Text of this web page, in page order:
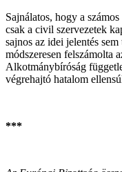
Sajnálatos, hogy a
csak a civil szervezetek
sajnos az idei jelentés
módszeresen felszámolta
Alkotmánybíróság
végrehajtó hatalom
***